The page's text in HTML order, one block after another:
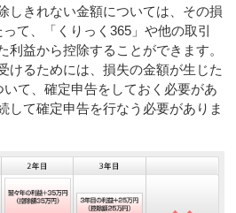
しきれない金額については、その損
て、「くりっく365」や他の取引
利益から控除することができます。
けるためには、損失の金額が生じた
て、確定申告をしておく必要があ
して確定申告を行なう必要がありま